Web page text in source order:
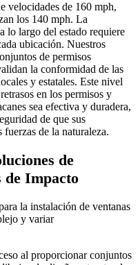
velocidades de 160 mph,
los 140 mph. La
lo largo del estado requiere
ubicación. Nuestros
de permisos
la conformidad de las
y estatales. Este nivel
en los permisos y
sea efectiva y duradera,
de que sus
de la naturaleza.
de
de Impacto
la instalación de ventanas
y variar
al proporcionar conjuntos